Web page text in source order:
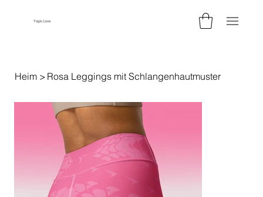
Yogic.Love
Heim > Rosa Leggings mit Schlangenhautmuster